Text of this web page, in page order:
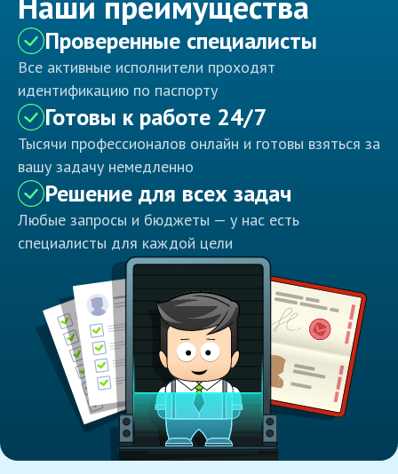
Проверенные специалисты
Все активные исполнители проходят
идентификацию по паспорту
Готовы к работе 24/7
Тысячи профессионалов онлайн и готовы взяться за
вашу задачу немедленно
Решение для всех задач
Любые запросы и бюджеты — у нас есть
специалисты для каждой цели